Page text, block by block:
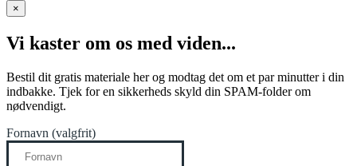
×
Vi kaster om os med viden...
Bestil dit gratis materiale her og modtag det om et par minutter i din
indbakke. Tjek for en sikkerheds skyld din SPAM-folder om
nødvendigt.
Fornavn (valgfrit)